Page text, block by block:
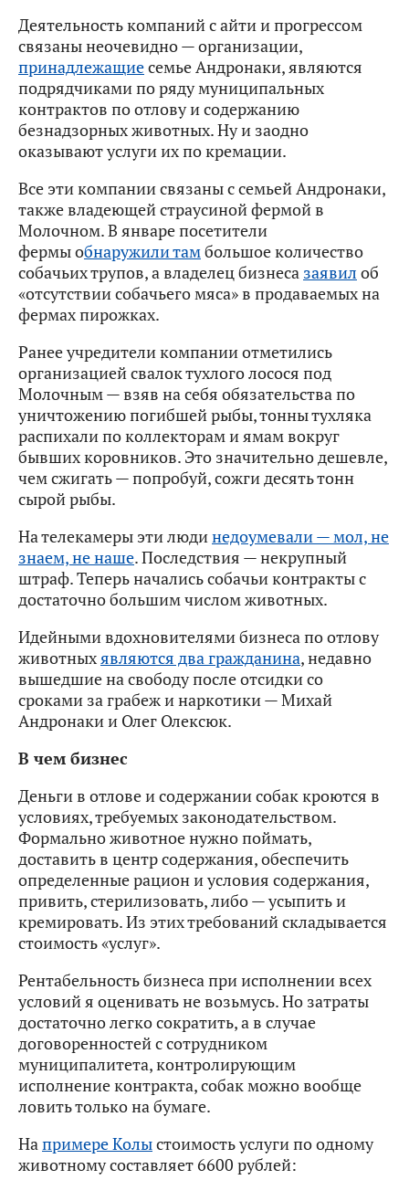
Деятельность компаний с айти и прогрессом
связаны неочевидно — организации,
принадлежащиесемье Андронаки, являются
подрядчиками по ряду муниципальных
контрактов по отлову и содержанию
безнадзорных животных. Ну и заодно
оказывают услуги их по кремации.
Все эти компании связаны с семьей Андронаки,
также владеющей страусиной фермой в
Молочном. В январе посетители
фермы обнаружили тамбольшое количество
собачьих трупов, а владелец бизнеса заявил об
«отсутствии собачьего мяса» в продаваемых на
фермах пирожках.
Ранее учредители компании отметились
организацией свалок тухлого лосося под
Молочным — взяв на себя обязательства по
уничтожению погибшей рыбы, тонны тухляка
распихали по коллекторам и ямам вокруг
бывших коровников. Это значительно дешевле,
чем сжигать — попробуй, сожги десять тонн
сырой рыбы.
На телекамеры эти людинедоумевали — мол, не
знаем, не наше. Последствия — некрупный
штраф. Теперь начались собачьи контракты с
достаточно большим числом животных.
Идейными вдохновителями бизнеса по отлову
животныхявляются два гражданина, недавно
вышедшие на свободу после отсидки со
сроками за грабеж и наркотики — Михай
Андронаки и Олег Олексюк.
В чем бизнес
Деньги в отлове и содержании собак кроются в
условиях, требуемых законодательством.
Формально животное нужно поймать,
доставить в центр содержания, обеспечить
определенные рацион и условия содержания,
привить, стерилизовать, либо — усыпить и
кремировать. Из этих требований складывается
стоимость «услуг».
Рентабельность бизнеса при исполнении всех
условий я оценивать не возьмусь. Но затраты
достаточно легко сократить, а в случае
договоренностей с сотрудником
муниципалитета, контролирующим
исполнение контракта, собак можно вообще
ловить только на бумаге.
Напримере Колыстоимость услуги по одному
животному составляет 6600 рублей: